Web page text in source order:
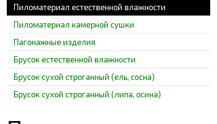
ПИЛОМАТЕРИАЛ КАМЕРНОЙ СУШКИ
ПАГОНАЖНЫЕ ИЗДЕЛИЯ
БРУСОК ЕСТЕСТВЕННОЙ ВЛАЖНОСТИ
БРУСОК СУХОЙ СТРОГАННЫЙ (ЕЛЬ, СОСНА)
Пиломатериал естественной влажности
Пиломатериал камерной сушки
Пагонажные изделия
Брусок естественной влажности
Брусок сухой строганный (ель, сосна)
Брусок сухой строганный (липа, осина)